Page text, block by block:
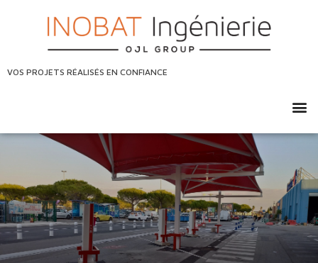
VOS PROJETS RÉALISÉS EN CONFIANCE